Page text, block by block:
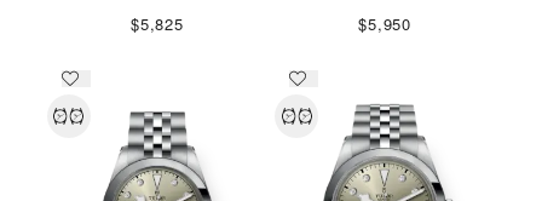
$5,825
$5,950